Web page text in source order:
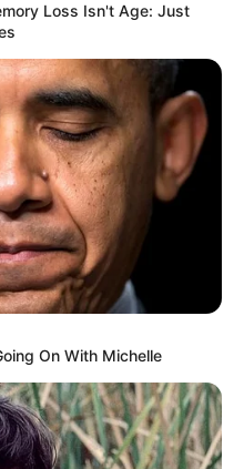
errichtet. Sie besteht
nur wegen ihrer Größe
sondern auch dank
ist sie ein beliebtes
für Malsfeld
Sehenswürdigkeiten
bzw. in der
umMalsfeld
Loss Isn't Age: Just
On With Michelle